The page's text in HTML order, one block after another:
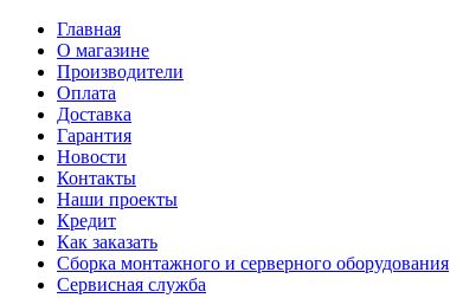
Главная
О магазине
Производители
Оплата
Доставка
Гарантия
Новости
Контакты
Наши проекты
Кредит
Как заказать
Сборка монтажного и серверного оборудования
Сервисная служба